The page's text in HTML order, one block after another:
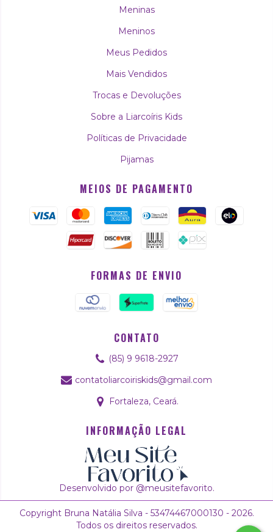
Meninas
Meninos
Meus Pedidos
Mais Vendidos
Trocas e Devoluções
Sobre a Liarcoíris Kids
Políticas de Privacidade
Pijamas
MEIOS DE PAGAMENTO
FORMAS DE ENVIO
CONTATO
(85) 9 9618-2927
contatoliarcoiriskids@gmail.com
Fortaleza, Ceará.
INFORMAÇÃO LEGAL
Desenvolvido por @meusitefavorito.
Copyright Bruna Natália Silva - 53474467000130 - 2026.
Todos os direitos reservados.